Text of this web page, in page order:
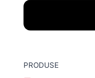
PRODUSE